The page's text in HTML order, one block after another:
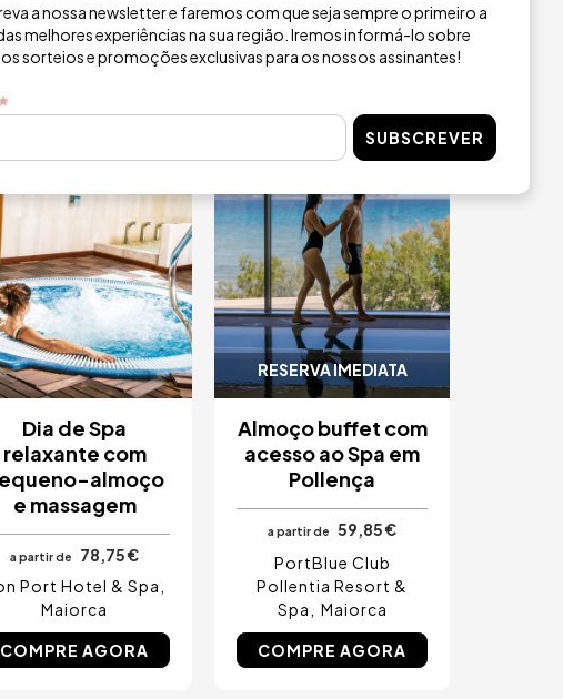
/ 5
Dia de Spa
relaxante com
almoço
e massagem
a partir de
78,75 €
Port Hotel & Spa
Maiorca
COMPRE AGORA
RESERVA IMEDIATA
Imagem
4.9 / 5
Almoço buffet com
acesso ao Spa em
Pollença
a partir de
59,85 €
PortBlue Club
Pollentia Resort &
Spa
Maiorca
COMPRE AGORA
a nossa newsletter e faremos com que seja sempre o primeiro a
melhores experiências na sua região. Iremos informá-lo sobre
sorteios e promoções exclusivas para os nossos assinantes!
SUBSCREVER